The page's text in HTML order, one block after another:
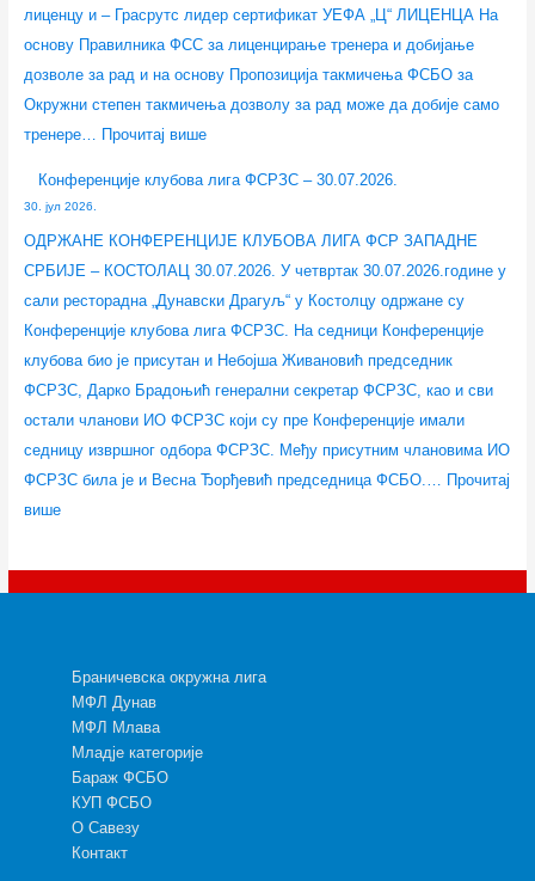
лиценцу и – Грасрутс лидер сертификат УЕФА „Ц“ ЛИЦЕНЦА На
основу Правилника ФСС за лиценцирање тренера и добијање
дозволе за рад и на основу Пропозиција такмичења ФСБО за
Окружни степен такмичења дозволу за рад може да добије само
тренере…
Прочитај више
Конференције клубова лига ФСРЗС – 30.07.2026.
30. јул 2026.
ОДРЖАНЕ КОНФЕРЕНЦИЈЕ КЛУБОВА ЛИГА ФСР ЗАПАДНЕ
СРБИЈЕ – КОСТОЛАЦ 30.07.2026. У четвртак 30.07.2026.године у
сали ресторадна „Дунавски Драгуљ“ у Костолцу одржане су
Конференције клубова лига ФСРЗС. На седници Конференције
клубова био је присутан и Небојша Живановић председник
ФСРЗС, Дарко Брадоњић генерални секретар ФСРЗС, као и сви
остали чланови ИО ФСРЗС који су пре Конференције имали
седницу извршног одбора ФСРЗС. Међу присутним члановима ИО
ФСРЗС била је и Весна Ђорђевић председница ФСБО.…
Прочитај
више
Браничевска окружна лига
МФЛ Дунав
МФЛ Млава
Младје категорије
Бараж ФСБО
КУП ФСБО
О Савезу
Контакт